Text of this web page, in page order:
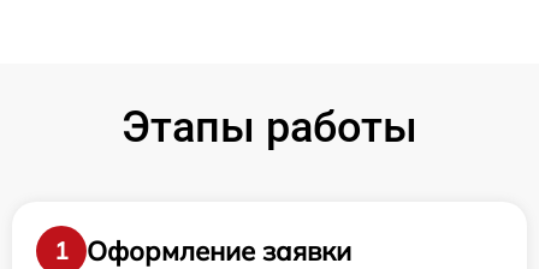
Этапы работы
1
Оформление заявки